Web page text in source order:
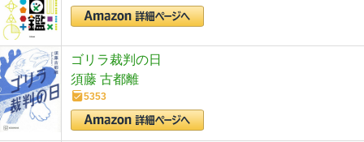
ゴリラ裁判の日
須藤 古都離
5353